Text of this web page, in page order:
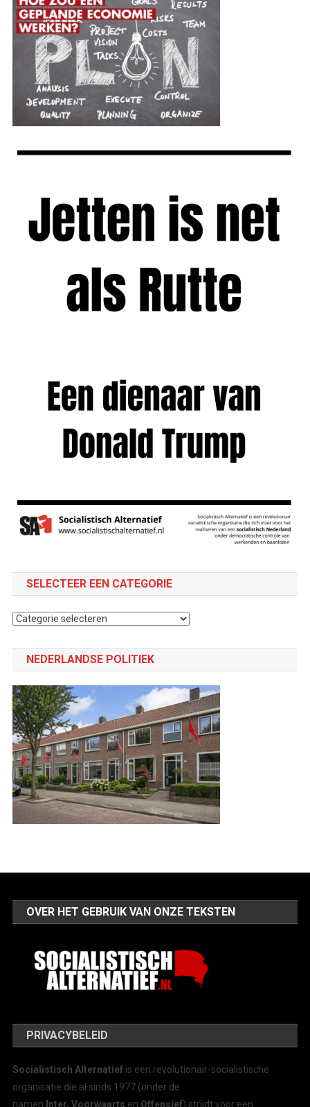
SELECTEER EEN CATEGORIE
Selecteer
categorie
NEDERLANDSE POLITIEK
OVER HET GEBRUIK VAN ONZE TEKSTEN
PRIVACYBELEID
Socialistisch Alternatief is een revolutionair-socialistische
organisatie die al sinds 1977 (onder de
namen Inter, Voorwaarts en Offensief) strijdt voor een